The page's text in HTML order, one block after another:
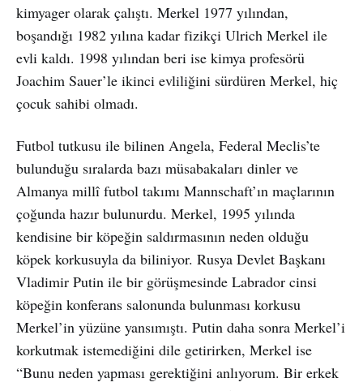
kimyager olarak çalıştı. Merkel 1977 yılından,
boşandığı 1982 yılına kadar fizikçi Ulrich Merkel ile
evli kaldı. 1998 yılından beri ise kimya profesörü
Joachim Sauer’le ikinci evliliğini sürdüren Merkel, hiç
çocuk sahibi olmadı.
Futbol tutkusu ile bilinen Angela, Federal Meclis’te
bulunduğu sıralarda bazı müsabakaları dinler ve
Almanya millî futbol takımı Mannschaft’ın maçlarının
çoğunda hazır bulunurdu. Merkel, 1995 yılında
kendisine bir köpeğin saldırmasının neden olduğu
köpek korkusuyla da biliniyor. Rusya Devlet Başkanı
Vladimir Putin ile bir görüşmesinde Labrador cinsi
köpeğin konferans salonunda bulunması korkusu
Merkel’in yüzüne yansımıştı. Putin daha sonra Merkel’i
korkutmak istemediğini dile getirirken, Merkel ise
“Bunu neden yapması gerektiğini anlıyorum. Bir erkek